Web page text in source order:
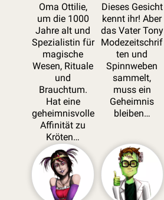
Oma Ottilie,
um die 1000
Jahre alt und
Spezialistin für
magische
Wesen, Rituale
und
Brauchtum.
Hat eine
geheimnisvolle
Affinität zu
Kröten…
Dieses Gesicht
kennt ihr! Aber
das Vater Tony
Modezeitschrif
ten und
Spinnweben
sammelt,
muss ein
Geheimnis
bleiben…